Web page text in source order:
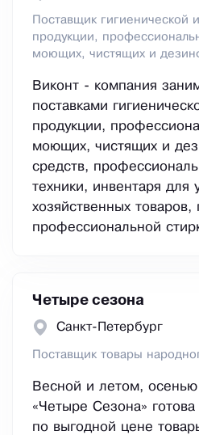
Поставщик гигиенической
продукции,
моющих, чистящих и
Виконт - компания
поставками
продукции,
моющих, чистящих и
средств,
техники, инвентаря для
хозяйственных товаров,
профессиональной
Четыре сезона
Санкт-Петербург
Поставщик товары
Весной и летом,
«Четыре Сезона»
по выгодной цене